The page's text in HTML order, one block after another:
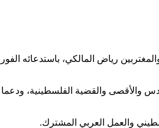
رياض المالكي، باستدعائه
والأقصى والقضية الفلسطينية،
والعمل العربي المشترك.